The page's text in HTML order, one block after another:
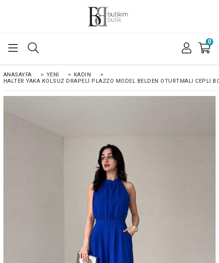
0
ANASAYFA > YENİ > KADIN
>
HALTER YAKA KOLSUZ DRAPELI PLAZZO MODEL BELDEN OTURTMALI CEPLI